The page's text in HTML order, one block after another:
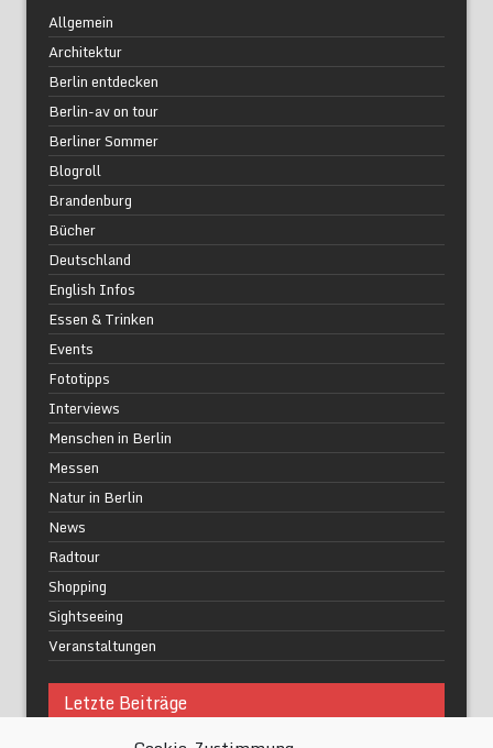
Allgemein
Architektur
Berlin entdecken
Berlin-av on tour
Berliner Sommer
Blogroll
Brandenburg
Bücher
Deutschland
English Infos
Essen & Trinken
Events
Fototipps
Interviews
Menschen in Berlin
Messen
Natur in Berlin
News
Radtour
Shopping
Sightseeing
Veranstaltungen
Letzte Beiträge